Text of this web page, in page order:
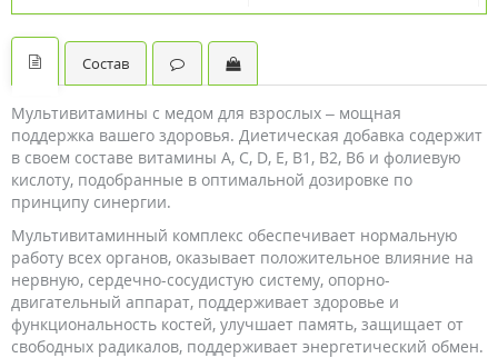
Состав
Мультивитамины с медом для взрослых – мощная
поддержка вашего здоровья. Диетическая добавка содержит
в своем составе витамины А, С, D, E, B1, B2, B6 и фолиевую
кислоту, подобранные в оптимальной дозировке по
принципу синергии.
Мультивитаминный комплекс обеспечивает нормальную
работу всех органов, оказывает положительное влияние на
нервную, сердечно-сосудистую систему, опорно-
двигательный аппарат, поддерживает здоровье и
функциональность костей, улучшает память, защищает от
свободных радикалов, поддерживает энергетический обмен.